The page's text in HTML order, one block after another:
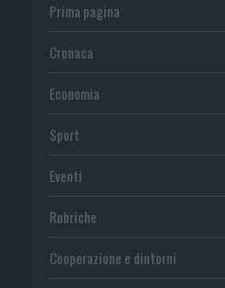
Prima pagina
Cronaca
Economia
Sport
Eventi
Rubriche
Cooperazione e dintorni